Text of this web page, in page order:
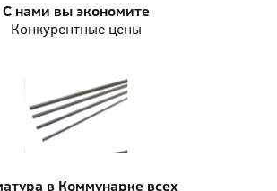
С нами выэкономите
Конкурентные цены
в Коммунаркевсех